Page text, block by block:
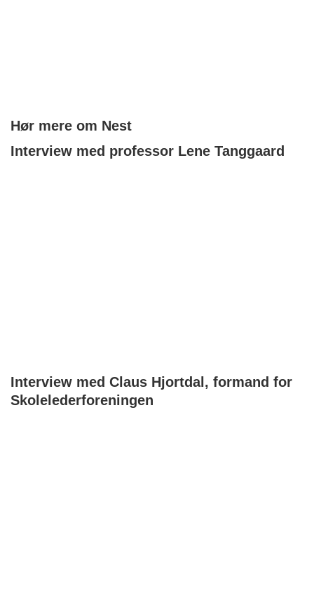
Hør mere om Nest
Interview med professor Lene Tanggaard
Interview med Claus Hjortdal, formand for
Skolelederforeningen